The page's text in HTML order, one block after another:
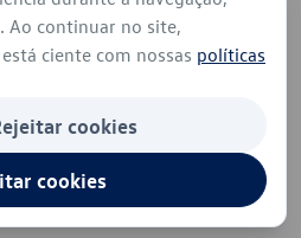
Ao continuar no site,
ciente com nossas políticas
cookies
cookies